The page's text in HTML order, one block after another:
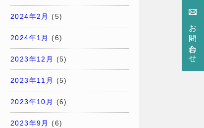
お問い合わせ
2024年2月 (5)
2024年1月 (6)
2023年12月 (5)
2023年11月 (5)
2023年10月 (6)
2023年9月 (6)